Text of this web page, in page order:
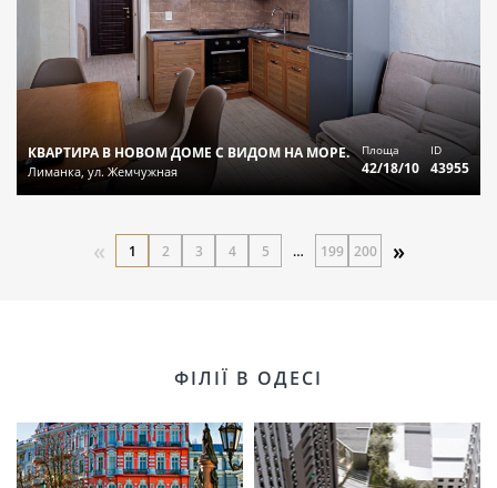
КВАРТИРА В НОВОМ ДОМЕ С ВИДОМ НА МОРЕ.
Лиманка, ул. Жемчужная
Площа
42/18/10
ID
43955
« 1 2 3 4 5 … 199 200 »
ФІЛІЇ В ОДЕСІ